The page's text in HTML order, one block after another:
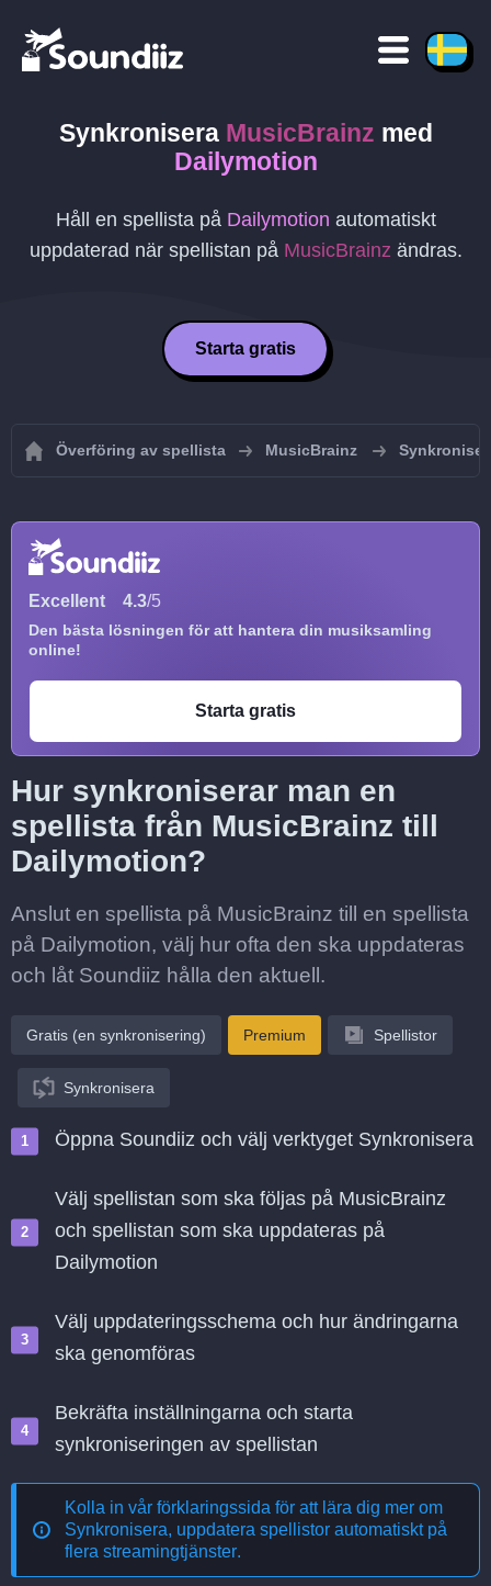
Synkronisera MusicBrainz med
Dailymotion
Håll en spellista på Dailymotion automatiskt
uppdaterad när spellistan på MusicBrainz ändras.
Starta gratis
Överföring av spellista MusicBrainz
Excellent 4.3/5
Den bästa lösningen för att hantera din musiksamling
online!
Starta gratis
Hur synkroniserar man en
spellista från MusicBrainz till
Dailymotion?
Anslut en spellista på MusicBrainz till en spellista
på Dailymotion, välj hur ofta den ska uppdateras
och låt Soundiiz hålla den aktuell.
Gratis (en synkronisering) Premium Spellistor
Synkronisera
Öppna Soundiiz och välj verktyget Synkronisera
Välj spellistan som ska följas på MusicBrainz
och spellistan som ska uppdateras på
Dailymotion
Välj uppdateringsschema och hur ändringarna
ska genomföras
Bekräfta inställningarna och starta
synkroniseringen av spellistan
Kolla in vår förklaringssida för att lära dig mer om
Synkronisera, uppdatera spellistor automatiskt på
flera streamingtjänster.